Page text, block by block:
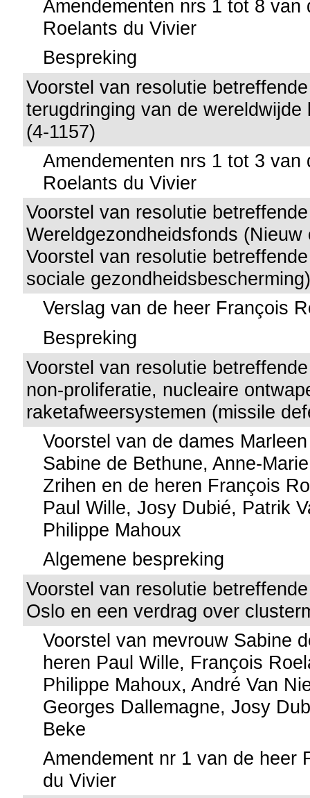
Amendementen nrs 1 tot 8 van
Roelants du Vivier
Bespreking
Voorstel van resolutie
terugdringing van de wereldwijde
(4-1157)
Amendementen nrs 1 tot 3 van
Roelants du Vivier
Voorstel van resolutie
Wereldgezondheidsfonds (Nieuw
Voorstel van resolutie
sociale
Verslag van de heer François
Bespreking
Voorstel van resolutie
non-proliferatie, nucleaire
raketafweersystemen (missile
Voorstel van de dames
Sabine de Bethune, Anne-
Zrihen en de heren François
Paul Wille, Josy Dubié, Patrik
Philippe Mahoux
Algemene bespreking
Voorstel van resolutie
Oslo en een verdrag over
Voorstel van mevrouw Sabine
heren Paul Wille, François
Philippe Mahoux, André Van
Georges Dallemagne, Josy
Beke
Amendement nr 1 van de heer
du Vivier